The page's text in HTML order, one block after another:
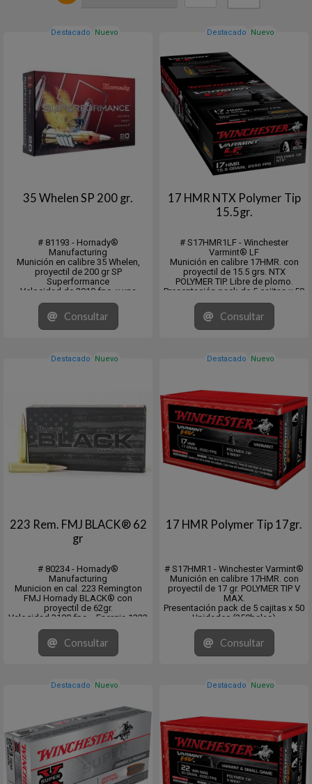
Destacado Nuevo
35 Whelen SP 200 gr.
# 81193 - Hornady®
Manufacturing
Munición en calibre 35 Whelen,
proyectil de 200 gr SP
Superformance
Velocidad de 2910 fps. y una
energia de 3760 fps./lb.
En cajita de 20 unidades y pack de
10 x 20 unidades.
Consultar
Destacado Nuevo
17 HMR NTX Polymer Tip
15.5gr.
# S17HMR1LF - Winchester
Varmint® LF
Munición en calibre 17HMR. con
proyectil de 15.5 grs. NTX
POLYMER TIP. Libre de plomo.
Presentación pack de 5 cajitas x 50
Unidades (250balas)
Venta mínima 5x50 o múltiplos.
Consultar
Destacado Nuevo
223 Rem. FMJ BLACK® 62
gr
# 80234 - Hornady®
Manufacturing
Municion en cal. 223 Remington
FMJ Hornady BLACK® con
proyectil de 62gr.
Velocidad 3100 fps. - Energia 1323
ft/lb
DS = .177 / .274 (G1)
Varmint < 50 lbs
Target/Match
Consultar
Destacado Nuevo
17 HMR Polymer Tip 17gr.
# S17HMR1 - Winchester Varmint®
Munición en calibre 17HMR. con
proyectil de 17 gr. POLYMER TIP V
MAX.
Presentación pack de 5 cajitas x 50
Unidades (250balas)
Venta mínima 5x50 o múltiplos.
Consultar
Destacado Nuevo Destacado Nuevo